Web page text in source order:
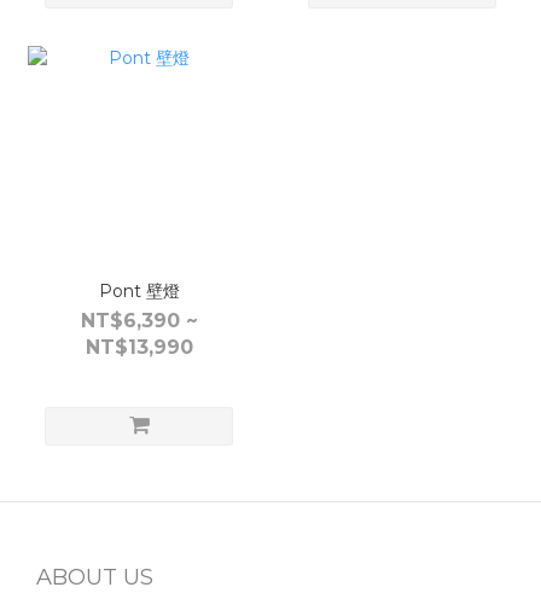
Pont 壁燈
NT$6,390 ~
NT$13,990
ABOUT US